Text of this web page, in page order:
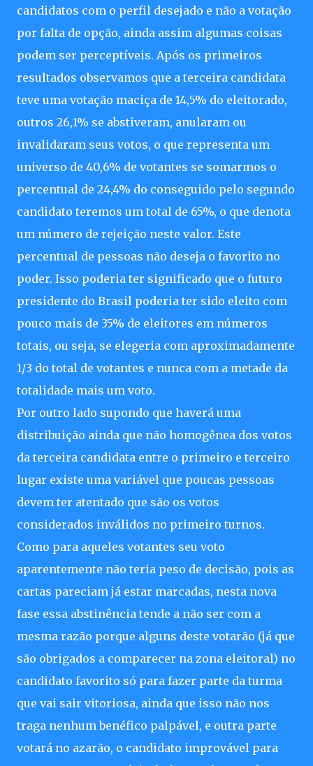
candidatos com o perfil desejado e não a votação
por falta de opção, ainda assim algumas coisas
podem ser perceptíveis. Após os primeiros
resultados observamos que a terceira candidata
teve uma votação maciça de 14,5% do eleitorado,
outros 26,1% se abstiveram, anularam ou
invalidaram seus votos, o que representa um
universo de 40,6% de votantes se somarmos o
percentual de 24,4% do conseguido pelo segundo
candidato teremos um total de 65%, o que denota
um número de rejeição neste valor. Este
percentual de pessoas não deseja o favorito no
poder. Isso poderia ter significado que o futuro
presidente do Brasil poderia ter sido eleito com
pouco mais de 35% de eleitores em números
totais, ou seja, se elegeria com aproximadamente
1/3 do total de votantes e nunca com a metade da
totalidade mais um voto.
Por outro lado supondo que haverá uma
distribuição ainda que não homogênea dos votos
da terceira candidata entre o primeiro e terceiro
lugar existe uma variável que poucas pessoas
devem ter atentado que são os votos
considerados inválidos no primeiro turnos.
Como para aqueles votantes seu voto
aparentemente não teria peso de decisão, pois as
cartas pareciam já estar marcadas, nesta nova
fase essa abstinência tende a não ser com a
mesma razão porque alguns deste votarão (já que
são obrigados a comparecer na zona eleitoral) no
candidato favorito só para fazer parte da turma
que vai sair vitoriosa, ainda que isso não nos
traga nenhum benéfico palpável, e outra parte
votará no azarão, o candidato improvável para